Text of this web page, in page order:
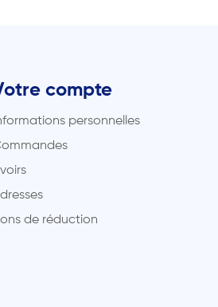
compte
personnelles
de réduction